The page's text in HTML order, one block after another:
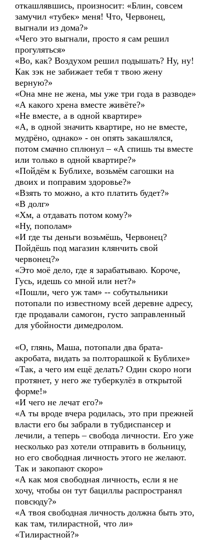
откашлявшись, произносит: «Блин, совсем
замучил «тубек» меня! Что, Червонец,
выгнали из дома?»
«Чего это выгнали, просто я сам решил
прогуляться»
«Во, как? Воздухом решил подышать? Ну, ну!
Как зэк не забижает тебя т твою жену
верную?»
«Она мне не жена, мы уже три года в разводе»
«А какого хрена вместе живёте?»
«Не вместе, а в одной квартире»
«А, в одной значить квартире, но не вместе,
мудрёно, однако» - он опять закашлялся,
потом смачно сплюнул – «А спишь ты вместе
или только в одной квартире?»
«Пойдём к Бублихе, возьмём сагошки на
двоих и поправим здоровье?»
«Взять то можно, а кто платить будет?»
«В долг»
«Хм, а отдавать потом кому?»
«Ну, пополам»
«И где ты деньги возьмёшь, Червонец?
Пойдёшь под магазин клянчить свой
червонец?»
«Это моё дело, где я зарабатываю. Короче,
Гусь, идешь со мной или нет?»
«Пошли, чего уж там» -- собутыльники
потопали по известному всей деревне адресу,
где продавали самогон, густо заправленный
для убойности димедролом.
«О, глянь, Маша, потопали два брата-
акробата, видать за полторашкой к Бублихе»
«Так, а чего им ещё делать? Один скоро ноги
протянет, у него же туберкулёз в открытой
форме!»
«И чего не лечат его?»
«А ты вроде вчера родилась, это при прежней
власти его бы забрали в тубдиспансер и
лечили, а теперь – свобода личности. Его уже
несколько раз хотели отправить в больницу,
но его свободная личность этого не желают.
Так и закопают скоро»
«А как моя свободная личность, если я не
хочу, чтобы он тут бациллы распространял
повсюду?»
«А твоя свободная личность должна быть это,
как там, тилирастной, что ли»
«Тилирастной?»